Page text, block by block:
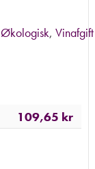
Økologisk, Vinafgift
109,65 kr